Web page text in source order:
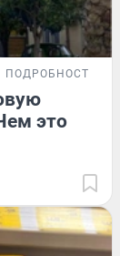
ПОДРОБНОСТИ
это